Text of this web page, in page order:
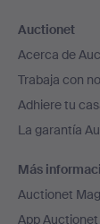
Auctionet
Acerca de
Trabaja con
Adhiere tu
La garantía
Más
Auctionet
App Auctionet